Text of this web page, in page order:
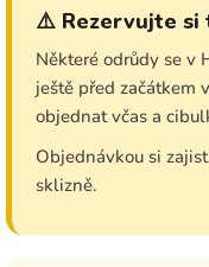
⚠️ Rezervujte si
Některé odrůdy se v
ještě před začátkem
objednat včas a
Objednávkou si
sklizně.